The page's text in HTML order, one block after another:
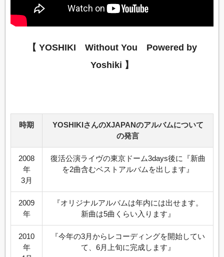
【 YOSHIKI Without You Powered by
Yoshiki 】
時期
YOSHIKIさんのXJAPANのアルバムについて
の発言
2008
年
3月
復活公演ライヴの東京ドーム3days後に『新曲
を2曲含むベストアルバムを出します』
2009
年
『オリジナルアルバムは年内には出せます。
新曲は5曲くらい入ります』
2010
年
『今年の3月からレコーディングを開始してい
て、6月上旬に完成します』